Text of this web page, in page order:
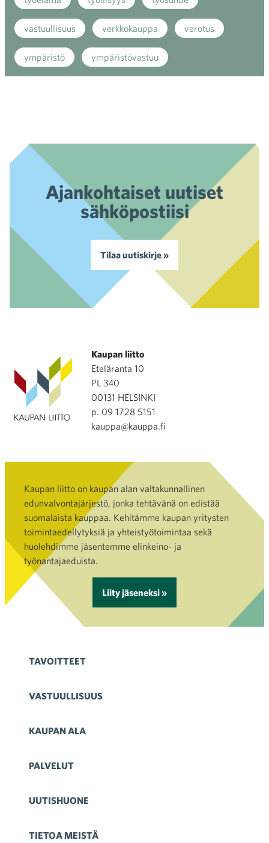
vastuullisuus verkkokauppa verotus
ympäristö ympäristövastuu
Ajankohtaiset uutiset
sähköpostiisi
Tilaa uutiskirje »
Kaupan liitto
Eteläranta 10
PL 340
00131 HELSINKI
p. 09 1728 5151
kauppa@kauppa.fi
Kaupan liitto on kaupan alan valtakunnallinen
edunvalvontajärjestö, jonka tehtävänä on edistää
suomalaista kauppaa. Kehitämme kaupan yritysten
toimintaedellytyksiä ja yhteistyötoimintaa sekä
huolehdimme jäsentemme elinkeino- ja
työnantajaeduista.
Liity jäseneksi »
TAVOITTEET
VASTUULLISUUS
KAUPAN ALA
PALVELUT
UUTISHUONE
TIETOA MEISTÄ